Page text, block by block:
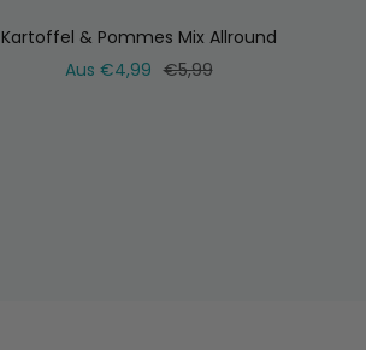
Kartoffel & Pommes Mix Allround
Verkaufspreis
Aus €4,99 Normaler
€5,99